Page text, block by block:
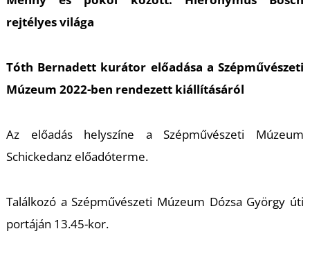
rejtélyes világa
Tóth Bernadett kurátor előadása a Szépművészeti
Múzeum 2022-ben rendezett kiállításáról
Az előadás helyszíne a Szépművészeti Múzeum
Schickedanz előadóterme.
Találkozó a Szépművészeti Múzeum Dózsa György úti
portáján 13.45-kor.